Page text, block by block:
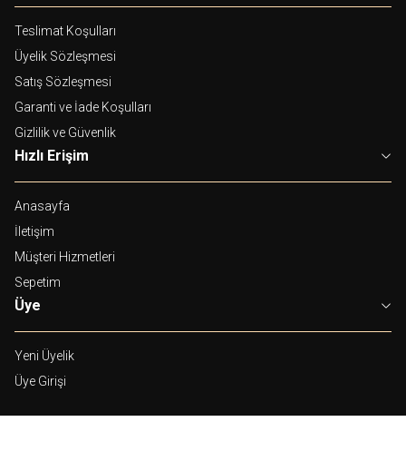
Teslimat Koşulları
Üyelik Sözleşmesi
Satış Sözleşmesi
Garanti ve İade Koşulları
Gizlilik ve Güvenlik
Hızlı Erişim
Anasayfa
İletişim
Müşteri Hizmetleri
Sepetim
Üye
Yeni Üyelik
Üye Girişi